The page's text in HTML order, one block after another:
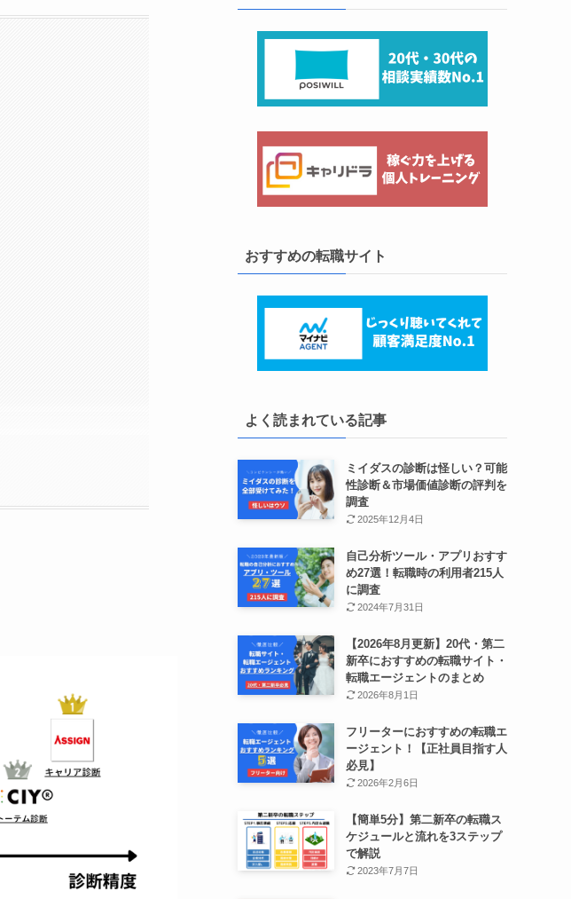
おすすめの転職サイト
よく読まれている記事
ミイダスの診断は怪しい？可能
性診断＆市場価値診断の評判を
調査
2025年12月4日
自己分析ツール・アプリおすす
め27選！転職時の利用者215人
に調査
2024年7月31日
【2026年8月更新】20代・第二
新卒におすすめの転職サイト・
転職エージェントのまとめ
2026年8月1日
フリーターにおすすめの転職エ
ージェント！【正社員目指す人
必見】
2026年2月6日
【簡単5分】第二新卒の転職ス
ケジュールと流れを3ステップ
で解説
2023年7月7日